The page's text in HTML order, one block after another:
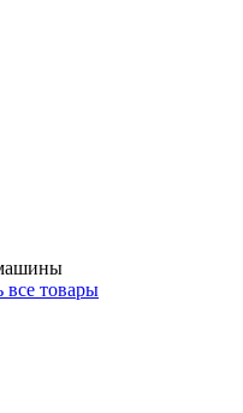
все товары